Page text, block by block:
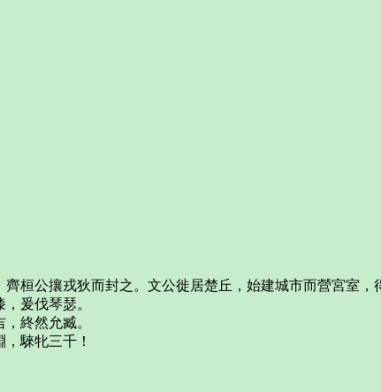
桓公攘戎狄而封之。文公徙居楚丘，始建城市而營宮室，
爰伐琴瑟。
終然允臧。
騋牝三千！